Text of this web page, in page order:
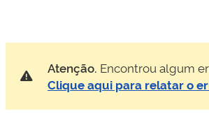
Atenção. Encontrou algum
Clique aqui para relatar o